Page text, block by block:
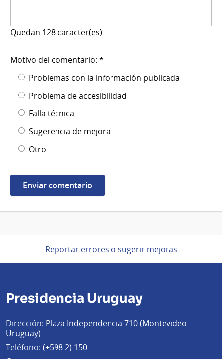
Quedan 128 caracter(es)
Motivo del comentario: *
Problemas con la información publicada
Problema de accesibilidad
Falla técnica
Sugerencia de mejora
Otro
Reportar errores o sugerir mejoras
Presidencia Uruguay
Dirección: Plaza Independencia 710 (Montevideo-
Uruguay)
Teléfono: (+598 2) 150